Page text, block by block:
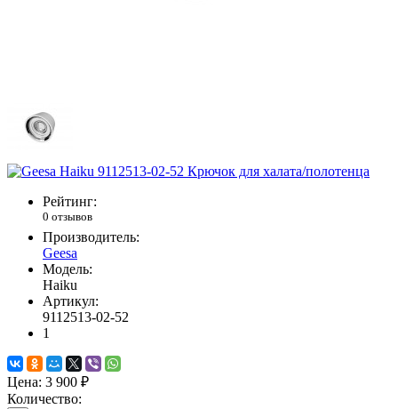
Рейтинг:
0 отзывов
Производитель:
Geesa
Модель:
Haiku
Артикул:
9112513-02-52
1
Цена: 3 900 ₽
Количество: